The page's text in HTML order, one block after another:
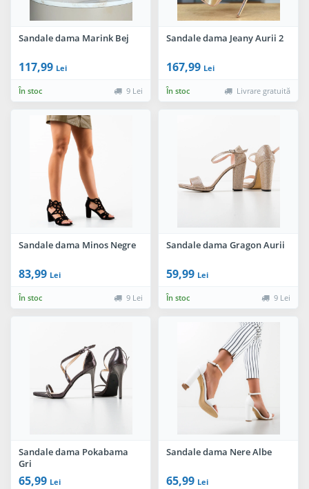
Sandale dama Marink Bej
117,99 Lei
În stoc 9 Lei
Sandale dama Jeany Aurii 2
167,99 Lei
În stoc Livrare gratuită
Sandale dama Minos Negre
83,99 Lei
În stoc 9 Lei
Sandale dama Gragon Aurii
59,99 Lei
În stoc 9 Lei
Sandale dama Pokabama
Gri
65,99 Lei
Sandale dama Nere Albe
65,99 Lei